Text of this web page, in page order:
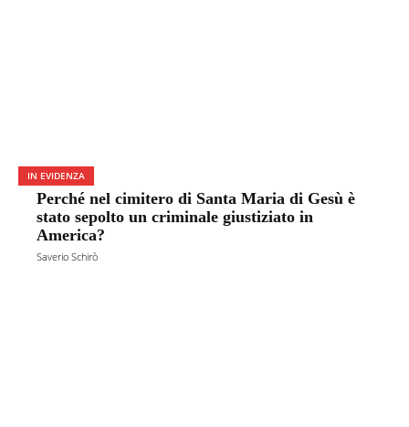
IN EVIDENZA
Perché nel cimitero di Santa Maria di Gesù è
stato sepolto un criminale giustiziato in
America?
Saverio Schirò